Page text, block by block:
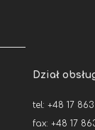
Dział
tel: +48 17 863
fax: +48 17